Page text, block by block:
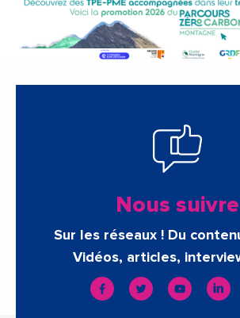
Nous suivre
Sur les réseaux ! Du
Vidéos, articles,